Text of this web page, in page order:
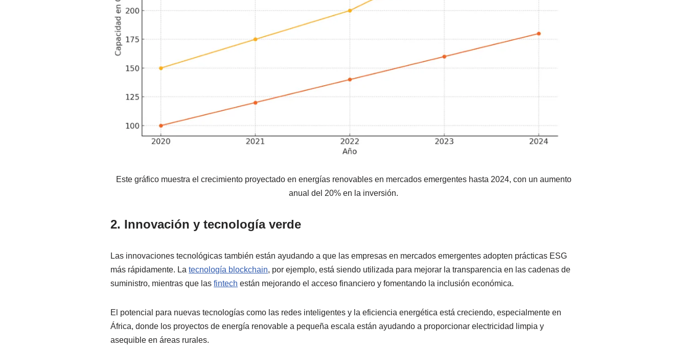
Este gráfico muestra el crecimiento proyectado en energías renovables en mercados emergentes hasta 2024, con un aumento
anual del 20% en la inversión.
2. Innovación y tecnología verde
Las innovaciones tecnológicas también están ayudando a que las empresas en mercados emergentes adopten prácticas ESG
más rápidamente. Latecnología blockchain, por ejemplo, está siendo utilizada para mejorar la transparencia en las cadenas de
suministro, mientras que lasfintech están mejorando el acceso financiero y fomentando la inclusión económica.
El potencial para nuevas tecnologías como las redes inteligentes y la eficiencia energética está creciendo, especialmente en
África, donde los proyectos de energía renovable a pequeña escala están ayudando a proporcionar electricidad limpia y
asequible en áreas rurales.